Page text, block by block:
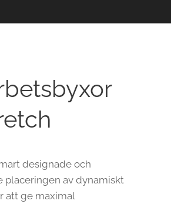
designade och
placeringen av dynamiskt
att ge maximal